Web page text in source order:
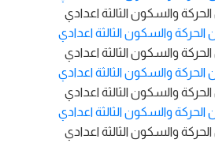
والسكون الثالثة اعدادي
والسكون الثالثة اعدادي
والسكون الثالثة اعدادي
والسكون الثالثة اعدادي